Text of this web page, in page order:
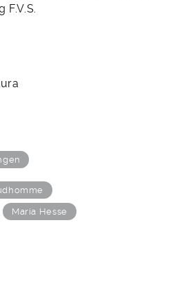
María Hesse